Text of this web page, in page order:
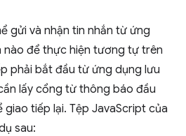
gửi và nhận tin nhắn từ ứng
nào để thực hiện tương tự trên
phải bắt đầu từ ứng dụng lưu
lấy cổng từ thông báo đầu
tiếp lại. Tệp JavaScript của
sau: